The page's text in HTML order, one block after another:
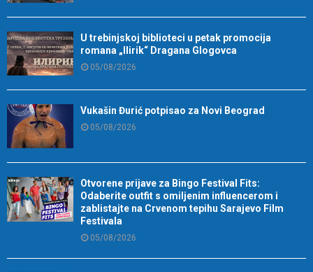
U trebinjskoj biblioteci u petak promocija
romana „Ilirik“ Dragana Glogovca
05/08/2026
Vukašin Đurić potpisao za Novi Beograd
05/08/2026
Otvorene prijave za Bingo Festival Fits:
Odaberite outfit s omiljenim influencerom i
zablistajte na Crvenom tepihu Sarajevo Film
Festivala
05/08/2026